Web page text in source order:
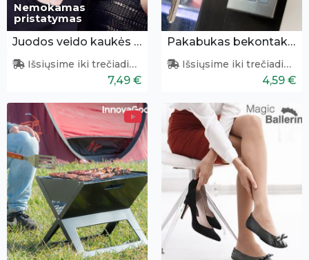
Nemokamas
pristatymas
Juodos veido kaukės 3 vnt.
Išsiųsime iki trečiadienio
7,49 €
Pakabukas bekontakčiam prisilietimui
Išsiųsime iki trečiadienio
4,59 €